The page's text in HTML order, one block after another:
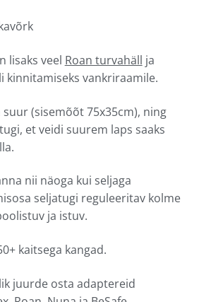
lisaks veel Roan turvahäll ja
kinnitamiseks vankriraamile.
(sisemõõt 75x35cm), ning
et veidi suurem laps saaks
nii näoga kui seljaga
seljatugi reguleeritav kolme
ja istuv.
kaitsega kangad.
juurde osta adaptereid